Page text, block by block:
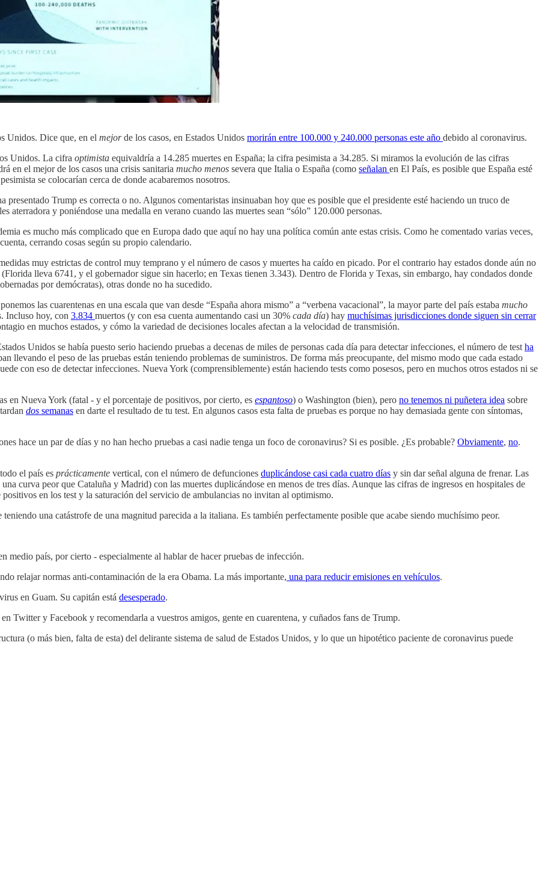
Unidos. Dice que, en el mejorde los casos, en Estados Unidos morirán entre 100.000 y 240.000 personas este año debido al coronavirus.
Unidos. La cifra optimista equivaldría a 14.285 muertes en España; la cifra pesimista a 34.285. Si miramos la evolución de las cifras
en el mejor de los casos una crisis sanitaria mucho menos severa que Italia o España (como señalan en El País, es posible que España esté
se colocarían cerca de donde acabaremos nosotros.
Trump es correcta o no. Algunos comentaristas insinuaban hoy que es posible que el presidente esté haciendo un truco de
aterradora y poniéndose una medalla en verano cuando las muertes sean “sólo” 120.000 personas.
es mucho más complicado que en Europa dado que aquí no hay una política común ante estas crisis. Como he comentado varias veces,
cerrando cosas según su propio calendario.
muy estrictas de control muy temprano y el número de casos y muertes ha caído en picado. Por el contrario hay estados donde aún no
lleva 6741, y el gobernador sigue sin hacerlo; en Texas tienen 3.343). Dentro de Florida y Texas, sin embargo, hay condados donde
por demócratas), otras donde no ha sucedido.
las cuarentenas en una escala que van desde “España ahora mismo” a “verbena vacacional”, la mayor parte del país estaba mucho
Incluso hoy, con 3.834 muertos (y con esa cuenta aumentando casi un 30% cada día) hay muchísimas jurisdicciones donde siguen sin cerrar
en muchos estados, y cómo la variedad de decisiones locales afectan a la velocidad de transmisión.
Unidos se había puesto serio haciendo pruebas a decenas de miles de personas cada día para detectar infecciones, el número de test ha
llevando el peso de las pruebas están teniendo problemas de suministros. De forma más preocupante, del mismo modo que cada estado
con eso de detectar infecciones. Nueva York (comprensiblemente) están haciendo tests como posesos, pero en muchos otros estados ni se
en Nueva York (fatal - y el porcentaje de positivos, por cierto, es espantoso) o Washington (bien), pero no tenemos ni puñetera idea sobre
dos semanas en darte el resultado de tu test. En algunos casos esta falta de pruebas es porque no hay demasiada gente con síntomas,
hace un par de días y no han hecho pruebas a casi nadie tenga un foco de coronavirus? Si es posible. ¿Es probable? Obviamente, no.
el país es prácticamente vertical, con el número de defunciones duplicándose casi cada cuatro días y sin dar señal alguna de frenar. Las
curva peor que Cataluña y Madrid) con las muertes duplicándose en menos de tres días. Aunque las cifras de ingresos en hospitales de
positivos en los test y la saturación del servicio de ambulancias no invitan al optimismo.
una catástrofe de una magnitud parecida a la italiana. Es también perfectamente posible que acabe siendo muchísimo peor.
medio país, por cierto - especialmente al hablar de hacer pruebas de infección.
relajar normas anti-contaminación de la era Obama. La más importante, una para reducir emisiones en vehículos.
en Guam. Su capitán está desesperado.
Twitter y Facebook y recomendarla a vuestros amigos, gente en cuarentena, y cuñados fans de Trump.
(o más bien, falta de esta) del delirante sistema de salud de Estados Unidos, y lo que un hipotético paciente de coronavirus puede